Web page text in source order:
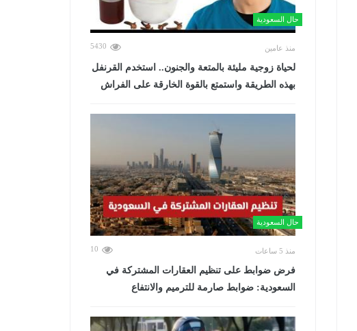
حال السعودية
منذ عامين 5430
لحياة زوجية مليئة بالمتعة والجنون.. استخدم القرنفل
بهذه الطريقة واستمتع بالقوة الخارقة على الفراش
حال السعودية
منذ 5 ساعات 10
فرض ضوابط على تنظيم العقارات المشتركة في
السعودية: ضوابط صارمة للترميم والانتفاع